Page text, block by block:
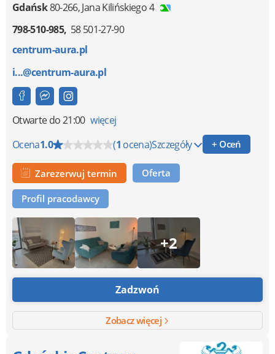
Gdańsk80-266,Jana Kilińskiego 4
798-510-985 58 501-27-90
centrum-aura.pl
i...@centrum-aura.pl
Otwartedo 21:00 więcej
Ocena1.0 (1 ocena)Szczegóły + Oceń
Zarezerwuj termin Oferta
Profil pracodawcy
+2
Zadzwoń
Zobacz więcej